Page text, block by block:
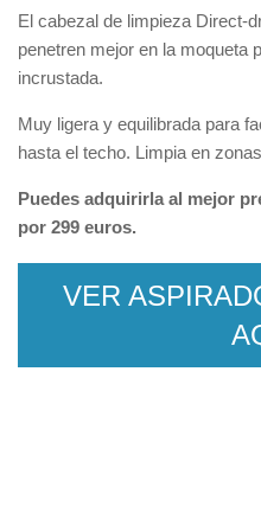
El cabezal de limpieza Direct-
penetren mejor en la moqueta
incrustada.
Muy ligera y equilibrada para
hasta el techo. Limpia en
Puedes adquirirla al mejor
por 299 euros.
VER